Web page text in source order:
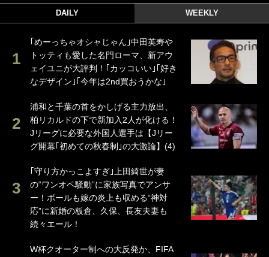
DAILY WEEKLY
｢めーっちゃオシャじゃん｣中田英寿や
トッティも愛した名門ローマ、新アウ
ェイユニが大評判！｢カッコいい｣｢好き
なデザイン｣｢今年は2nd買おうかな｣
浦和と千葉の首をかしげる主力放出、
柏リカルドの下で新加入2人が化ける！
Jリーグに必要な外国人選手は【Jリー
グ開幕｢初めての秋春制｣の大激論】(4)
｢守り方かっこよすぎ｣上田綺世が妻
の“ワンオペ騒動”に家族写真でアンサ
ー！ボールも嫁の炎上も収める“神対
応”に新婚の板倉、久保、長友夫妻も
続々エール！
W杯クオーター制への大反発か、FIFA